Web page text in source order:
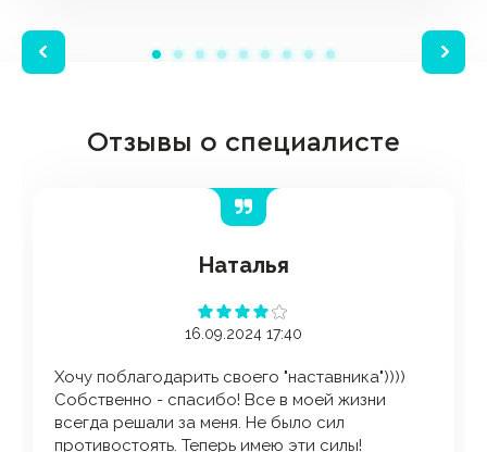
Отзывы о специалисте
Наталья
16.09.2024 17:40
Хочу поблагодарить своего "наставника"))))
Собственно - спасибо! Все в моей жизни
всегда решали за меня. Не было сил
противостоять. Теперь имею эти силы!